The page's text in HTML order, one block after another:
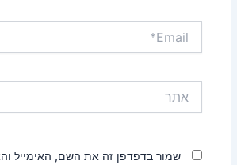
שמור בדפדפן זה את השם, האימייל